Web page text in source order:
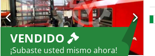
VENDIDO
¡Subaste usted mismo ahora!